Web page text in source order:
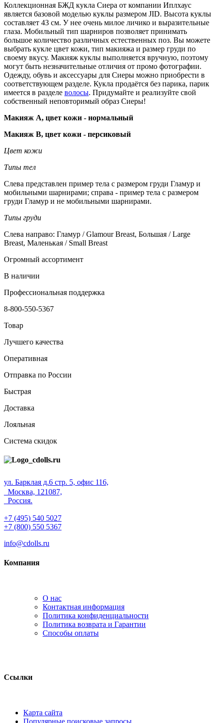
Коллекционная БЖД кукла Сиера от компании Иплхаус
является базовой моделью куклы размером JID. Высота куклы
составляет 43 см. У нее очень милое личико и выразительные
глаза. Мобильный тип шарниров позволяет принимать
большое количество различных естественных поз. Вы можете
выбрать кукле цвет кожи, тип макияжа и размер груди по
своему вкусу. Макияж куклы выполняется вручную, поэтому
могут быть незначительные отличия от промо фотографии.
Одежду, обувь и аксессуары для Сиеры можно приобрести в
соответствующем разделе. Кукла продаётся без парика, парик
имеется в разделе волосы. Придумайте и реализуйте свой
собственный неповторимый образ Сиеры!
Макияж А, цвет кожи - нормальный
Макияж В, цвет кожи - персиковый
Цвет кожи
Типы тел
Слева представлен пример тела с размером груди Гламур и
мобильными шарнирами; справа - пример тела с размером
груди Гламур и не мобильными шарнирами.
Типы груди
Слева направо: Гламур / Glamour Breast, Большая / Large
Breast, Маленькая / Small Breast
Огромный ассортимент
В наличии
Профессиональная поддержка
8-800-550-5367
Товар
Лучшего качества
Оперативная
Отправка по России
Быстрая
Доставка
Лояльная
Система скидок
ул. Барклая д.6 стр. 5, офис 116,
Москва, 121087,
Россия.
+7 (495) 540 5027
+7 (800) 550 5367
info@cdolls.ru
Компания
О нас
Контактная информация
Политика конфиденциальности
Политика возврата и Гарантии
Способы оплаты
Ссылки
Карта сайта